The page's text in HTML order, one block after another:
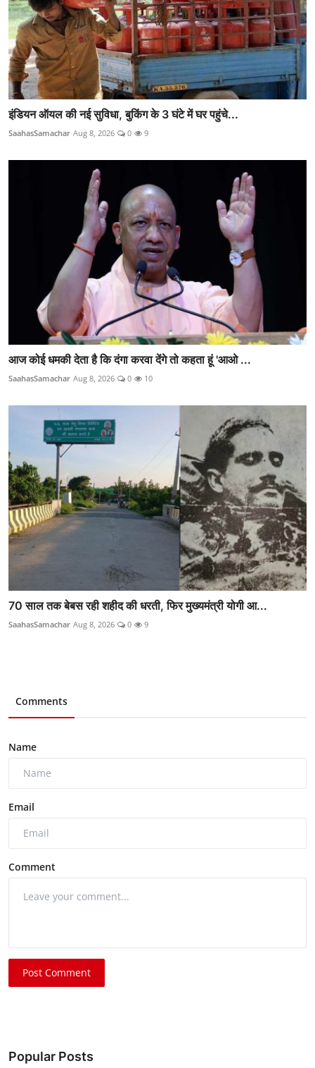
इंडियन ऑयल की नई सुविधा, बुकिंग के 3 घंटे में घर पहुंचे...
SaahasSamachar Aug 8, 2026 0 9
आज कोई धमकी देता है कि दंगा करवा देंगे तो कहता हूं 'आओ ...
SaahasSamachar Aug 8, 2026 0 10
70 साल तक बेबस रही शहीद की धरती, फिर मुख्यमंत्री योगी आ...
SaahasSamachar Aug 8, 2026 0 9
Comments
Name
Email
Comment
Post Comment
Popular Posts